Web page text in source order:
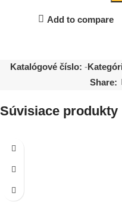
Add to compare
Katalógové číslo: -
Share:
Súvisiace produkty